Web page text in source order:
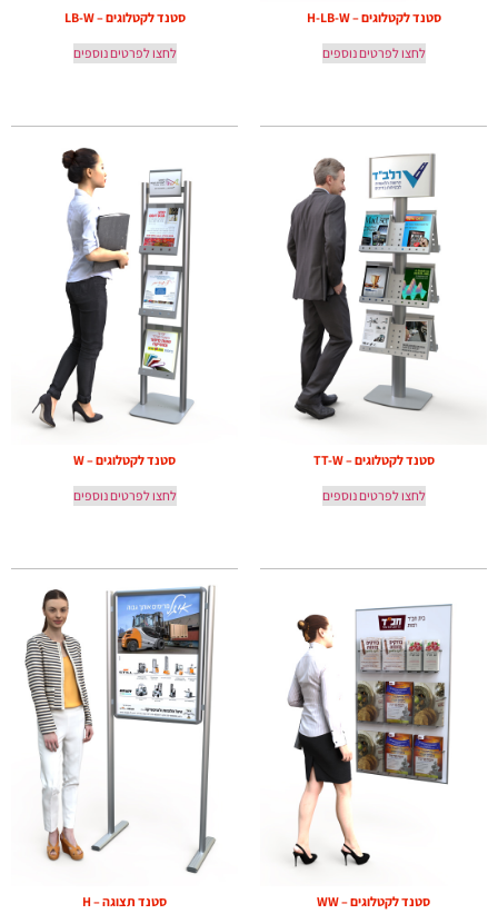
סטנד לקטלוגים – H-LB-W
לחצו לפרטים נוספים
סטנד לקטלוגים – LB-W
לחצו לפרטים נוספים
סטנד לקטלוגים – TT-W
לחצו לפרטים נוספים
סטנד לקטלוגים – W
לחצו לפרטים נוספים
סטנד לקטלוגים – WW סטנד תצוגה – H